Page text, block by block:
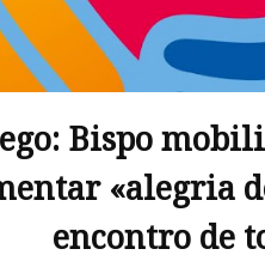
Bispo
«alegria
encontro de